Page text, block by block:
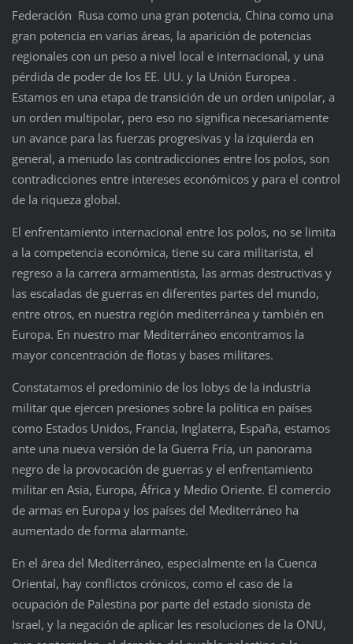
Federación Rusa como una gran potencia, China como una
gran potencia en varias áreas, la aparición de potencias
regionales con un peso a nivel local e internacional, y una
pérdida de poder de los EE. UU. y la Unión Europea .
Estamos en una etapa de transición de un orden unipolar, a
un orden multipolar, pero eso no significa necesariamente
un avance para las fuerzas progresivas y la izquierda en
general, a menudo las contradicciones entre los polos, son
contradicciones entre intereses económicos y para el control
de la riqueza global.
El enfrentamiento internacional entre los polos, no se limita
a la competencia económica, tiene su cara militarista, el
regreso a la carrera armamentista, las armas destructivas y
las escaladas de guerras en diferentes partes del mundo,
entre otros, en nuestra región mediterránea y también en
Europa. En nuestro mar Mediterráneo encontramos la
mayor concentración de flotas y bases militares.
Constatamos el predominio de los lobys de la industria
militar que ejercen presiones sobre la política en países
como Estados Unidos, Francia, Inglaterra, España, estamos
ante una nueva versión de la Guerra Fría, un panorama
negro de la provocación de guerras y el enfrentamiento
militar en Asia, Europa, África y Medio Oriente. El comercio
de armas en Europa y los países del Mediterráneo ha
aumentado de forma alarmante.
En el área del Mediterráneo, especialmente en la Cuenca
Oriental, hay conflictos crónicos, como el caso de la
ocupación de Palestina por parte del estado sionista de
Israel, y la negación de aplicar les resoluciones de la ONU,